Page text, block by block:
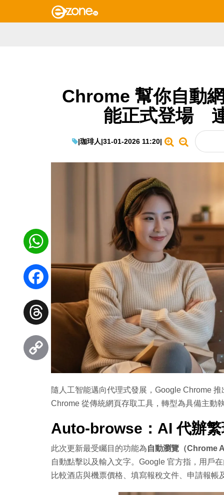
Chrome 幫你自動
能正式登場
|珈琲人|31-01-2026 11:20|
隨人工智能邁向代理式發展，Google Chrome
Chrome 從傳統網頁存取工具，轉型為具備主動
Auto-browse：AI 代辦繁
此次更新最受矚目的功能為自動瀏覽（Chrome
自動點擊以及輸入文字。Google 官方指，用戶
比較酒店與機票價格、填寫報稅文件、申請報帳
WhatsApp
Facebook
Threads
Copy
Link